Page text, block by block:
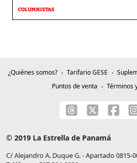
COLUMNISTAS
¿Quiénes somos? Tarifario GESE
Puntos de venta
Términos
© 2019 La Estrella de Panamá
C/ Alejandro A. Duque G. - Apartado 0815-